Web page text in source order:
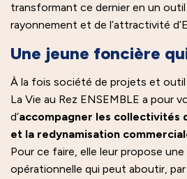
transformant ce dernier en un
rayonnement et de l’attractivité
Une jeune foncière
À la fois société de projets et outil
La Vie au Rez ENSEMBLE a pour
d’accompagner les collectivités
et la redynamisation
Pour ce faire, elle leur propose une
opérationnelle qui peut aboutir, par